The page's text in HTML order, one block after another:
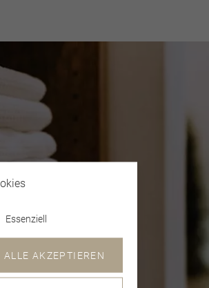
Essenziell
ALLE AKZEPTIEREN